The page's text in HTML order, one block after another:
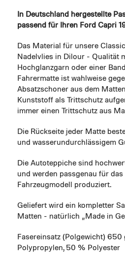
In Deutschland hergestellte
passend für Ihren Ford Capri
Das Material für unsere
Nadelvlies in Dilour - Qualität
Hochglanzgarn oder einer
Fahrermatte ist wahlweise
Absatzschoner aus dem
Kunststoff als Trittschutz
immer einen Trittschutz aus
Die Rückseite jeder Matte
und wasserundurchlässigem
Die Autoteppiche sind
und werden passgenau für das
Fahrzeugmodell produziert.
Geliefert wird ein kompletter
Matten - natürlich „Made in
Fasereinsatz (Polgewicht) 650
Polypropylen, 50 % Polyester